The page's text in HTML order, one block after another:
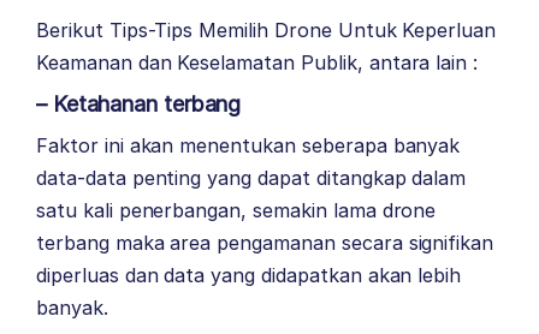
Berikut Tips-Tips Memilih Drone Untuk Keperluan
Keamanan dan Keselamatan Publik, antara lain :
– Ketahanan terbang
Faktor ini akan menentukan seberapa banyak
data-data penting yang dapat ditangkap dalam
satu kali penerbangan, semakin lama drone
terbang maka area pengamanan secara signifikan
diperluas dan data yang didapatkan akan lebih
banyak.